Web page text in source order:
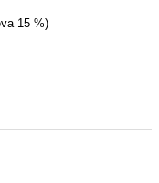
15 %)